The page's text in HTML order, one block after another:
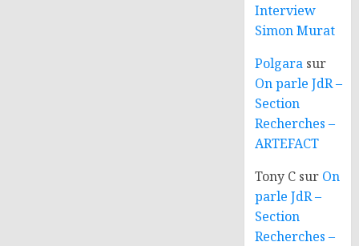
Interview
Simon Murat
Polgara sur
On parle JdR –
Section
Recherches –
ARTEFACT
Tony C sur On
parle JdR –
Section
Recherches –